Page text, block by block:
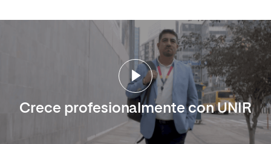
Crece profesionalmente con UNIR